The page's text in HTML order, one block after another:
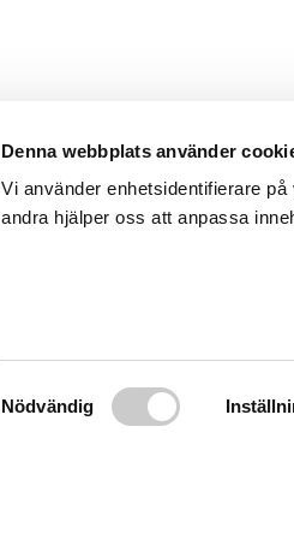
Denna webbplats använder
Vi använder enhetsidentifierare
andra hjälper oss att anpassa
Samtyckesval
Nödvändig